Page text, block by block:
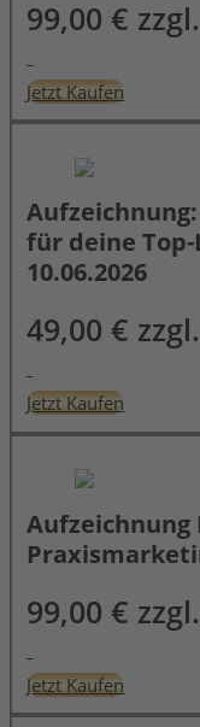
99,00 €
Jetzt Kaufen
für deine Top-
10.06.2026
49,00 €
Jetzt Kaufen
Aufzeichnung
99,00 €
Jetzt Kaufen